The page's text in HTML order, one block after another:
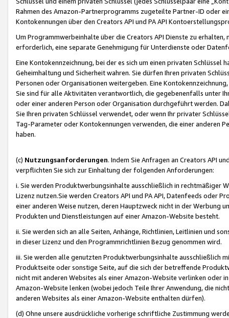
Rahmen des Amazon-Partnerprogramms zugeteilte Partner-ID oder
Kontokennungen über den Creators API und PA API
Um Programmwerbeinhalte über die Creators API Dienste zu
erforderlich, eine separate Genehmigung für Unterdienste oder
Eine Kontokennzeichnung, bei der es sich um einen privaten
Geheimhaltung und Sicherheit wahren. Sie dürfen Ihren privaten
Personen oder Organisationen weitergeben. Eine
Sie sind für alle Aktivitäten verantwortlich, die gegebenenfalls unter
oder einer anderen Person oder Organisation durchgeführt werden.
Sie Ihren privaten Schlüssel verwendet, oder wenn Ihr privater
Tag-Parameter oder Kontokennungen verwenden, die einer anderen
haben.
(c) Nutzungsanforderungen. Indem Sie Anfragen an Creators API
verpflichten Sie sich zur Einhaltung der folgenden Anforderungen:
i. Sie werden Produktwerbungsinhalte ausschließlich in rechtmäßiger
Lizenz nutzen.Sie werden Creators API und PA API, Datenfeeds oder
einer anderen Weise nutzen, deren Hauptzweck nicht in der Werbung
Produkten und Dienstleistungen auf einer Amazon-Website besteht.
ii. Sie werden sich an alle Seiten, Anhänge, Richtlinien, Leitlinien und
in dieser Lizenz und den Programmrichtlinien Bezug genommen wird.
iii. Sie werden alle genutzten Produktwerbungsinhalte ausschließlich
Produktseite oder sonstige Seite, auf die sich der betreffende
nicht mit anderen Websites als einer Amazon-Website verlinken oder
Amazon-Website lenken (wobei jedoch Teile Ihrer Anwendung, die
anderen Websites als einer Amazon-Website enthalten dürfen).
(d) Ohne unsere ausdrückliche vorherige schriftliche Zustimmung